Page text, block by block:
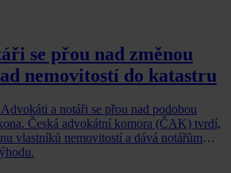
se přou nad změnou
nemovitostí do katastru
a notáři se přou nad podobou
Česká advokátní komora (ČAK) tvrdí,
vlastníků nemovitostí a dává notářům